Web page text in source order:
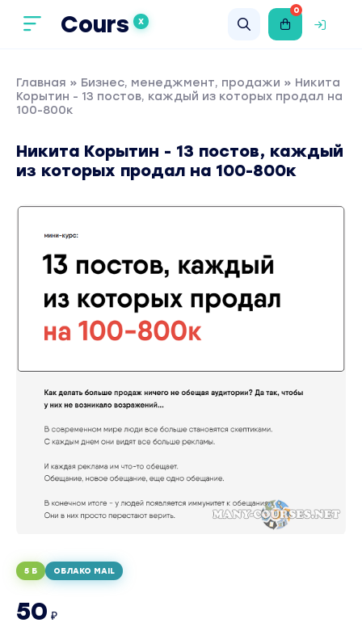
Cours X
0
Главная » Бизнес, менеджмент, продажи » Никита
Корытин - 13 постов, каждый из которых продал на
100-800к
Никита Корытин - 13 постов, каждый
из которых продал на 100-800к
5 Б ОБЛАКО MAIL
50 ₽